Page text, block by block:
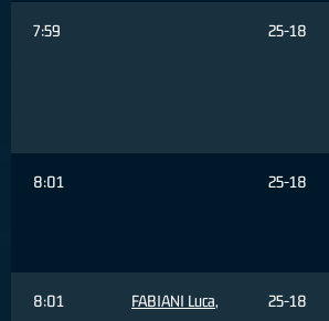
7:59 25-18
8:01 25-18
8:01 FABIANI Luca,
25-18